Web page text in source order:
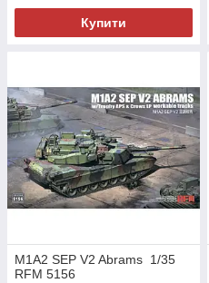
Купити
M1A2 SEP V2 Abrams 1/35
RFM 5156